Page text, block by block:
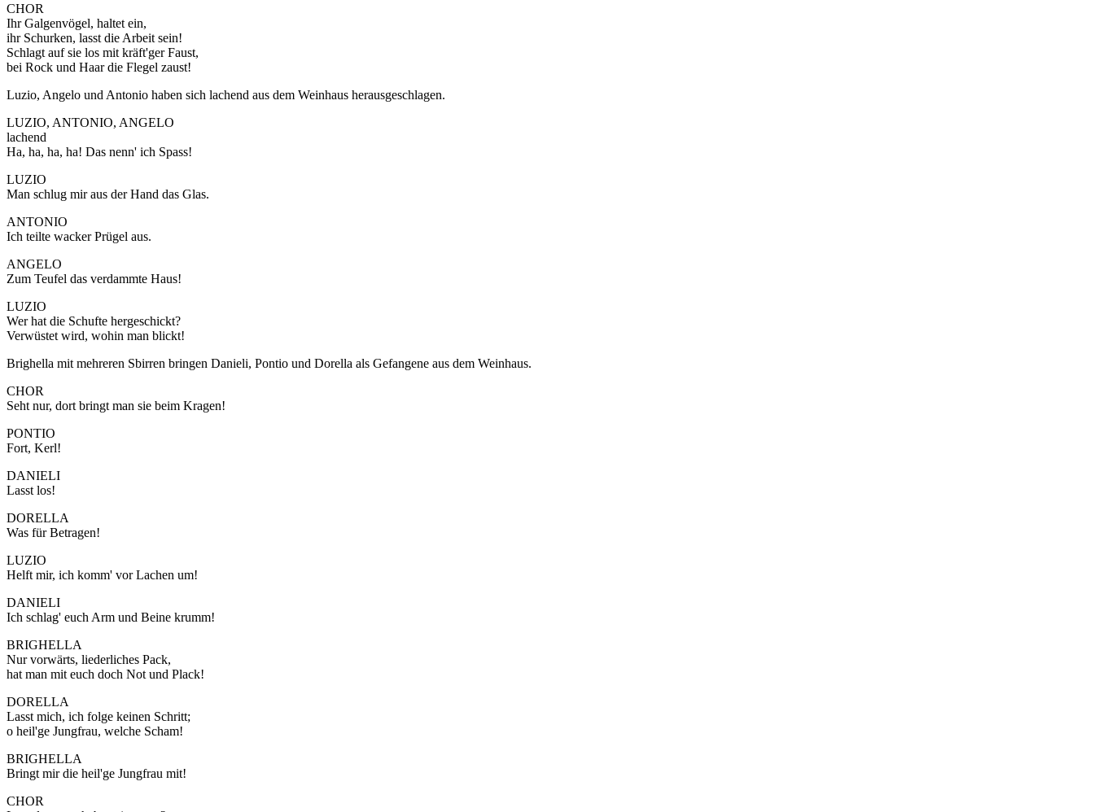
CHOR
Ihr Galgenvögel, haltet ein,
ihr Schurken, lasst die Arbeit sein!
Schlagt auf sie los mit kräft'ger Faust,
bei Rock und Haar die Flegel zaust!
Luzio, Angelo und Antonio haben sich lachend aus dem Weinhaus herausgeschlagen.
LUZIO, ANTONIO, ANGELO
lachend
Ha, ha, ha, ha! Das nenn' ich Spass!
LUZIO
Man schlug mir aus der Hand das Glas.
ANTONIO
Ich teilte wacker Prügel aus.
ANGELO
Zum Teufel das verdammte Haus!
LUZIO
Wer hat die Schufte hergeschickt?
Verwüstet wird, wohin man blickt!
Brighella mit mehreren Sbirren bringen Danieli, Pontio und Dorella als Gefangene aus dem Weinhaus.
CHOR
Seht nur, dort bringt man sie beim Kragen!
PONTIO
Fort, Kerl!
DANIELI
Lasst los!
DORELLA
Was für Betragen!
LUZIO
Helft mir, ich komm' vor Lachen um!
DANIELI
Ich schlag' euch Arm und Beine krumm!
BRIGHELLA
Nur vorwärts, liederliches Pack,
hat man mit euch doch Not und Plack!
DORELLA
Lasst mich, ich folge keinen Schritt;
o heil'ge Jungfrau, welche Scham!
BRIGHELLA
Bringt mir die heil'ge Jungfrau mit!
CHOR